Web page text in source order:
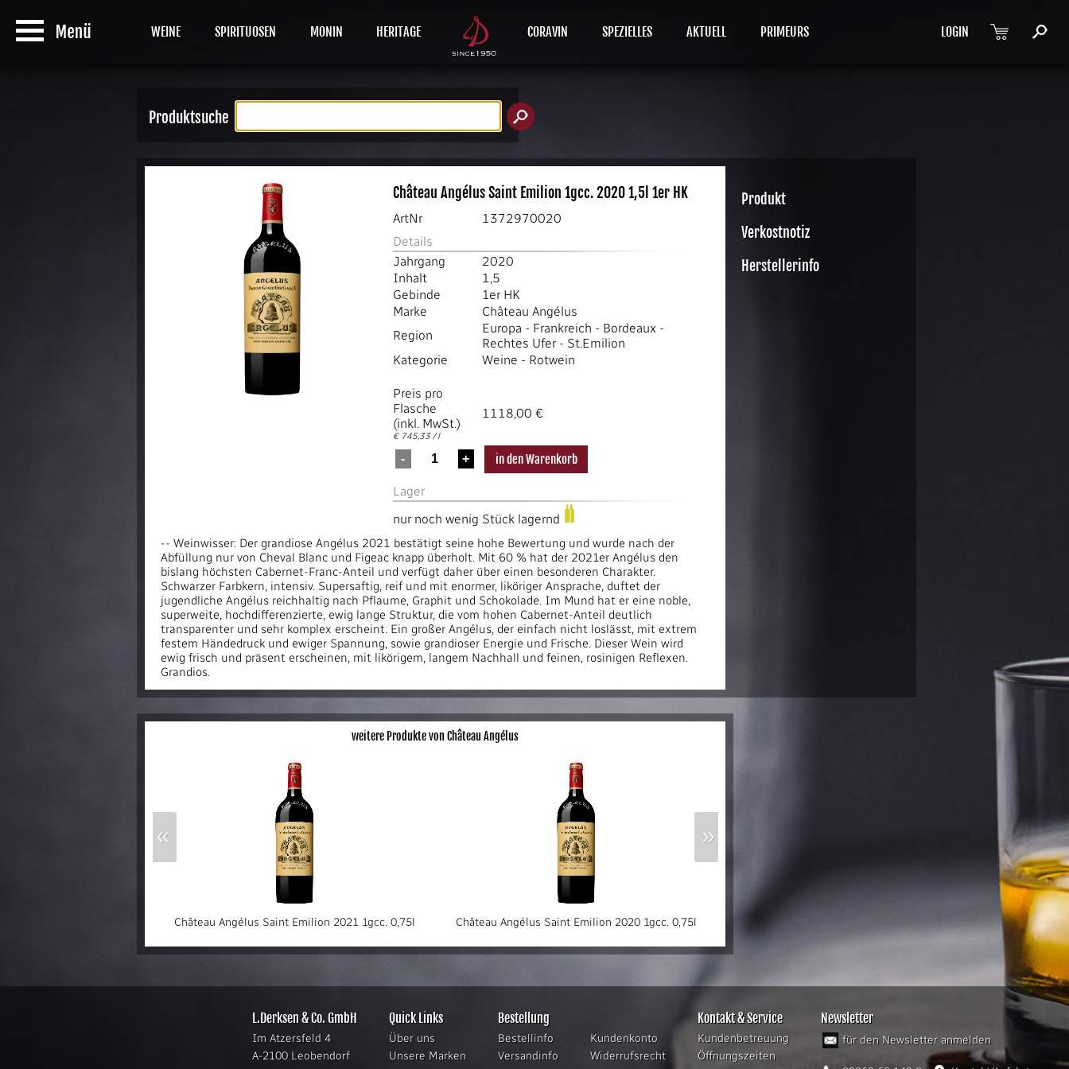
WEINE SPIRITUOSEN MONIN HERITAGE CORAVIN SPEZIELLES AKTUELL LOGIN
PRIMEURS
Produktsuche
Château Angélus Saint Emilion 1gcc. 2020 1,5l 1er HK
ArtNr
1372970020
Details
Jahrgang
2020
Inhalt
1,5
Gebinde
1er HK
Marke
Château Angélus
Region
Europa - Frankreich - Bordeaux -
Rechtes Ufer - St.Emilion
Kategorie
Weine - Rotwein
Preis pro
Flasche
(inkl. MwSt.)
€ 745,33 / l
1118,00 €
Lager
nur noch wenig Stück lagernd
-- Weinwisser: Der grandiose Angélus 2021 bestätigt seine hohe Bewertung und wurde nach der
Abfüllung nur von Cheval Blanc und Figeac knapp überholt. Mit 60 % hat der 2021er Angélus den
bislang höchsten Cabernet-Franc-Anteil und verfügt daher über einen besonderen Charakter.
Schwarzer Farbkern, intensiv. Supersaftig, reif und mit enormer, liköriger Ansprache, duftet der
jugendliche Angélus reichhaltig nach Pflaume, Graphit und Schokolade. Im Mund hat er eine noble,
superweite, hochdifferenzierte, ewig lange Struktur, die vom hohen Cabernet-Anteil deutlich
transparenter und sehr komplex erscheint. Ein großer Angélus, der einfach nicht loslässt, mit extrem
festem Händedruck und ewiger Spannung, sowie grandioser Energie und Frische. Dieser Wein wird
ewig frisch und präsent erscheinen, mit likörigem, langem Nachhall und feinen, rosinigen Reflexen.
Grandios.
Produkt
Verkostnotiz
Herstellerinfo
weitere Produkte von Château Angélus
Château Angélus Saint Emilion 2021 1gcc. 0,75l Château Angélus Saint Emilion 2020 1gcc. 0,75l
« »
L.Derksen & Co. GmbH
Im Atzersfeld 4
A-2100 Leobendorf
Quick Links
Über uns
Unsere Marken
Bestellung
Bestellinfo
Versandinfo
Kundenkonto
Widerrufsrecht
Kontakt & Service
Kundenbetreuung
Öffnungszeiten
Newsletter
für den Newsletter anmelden